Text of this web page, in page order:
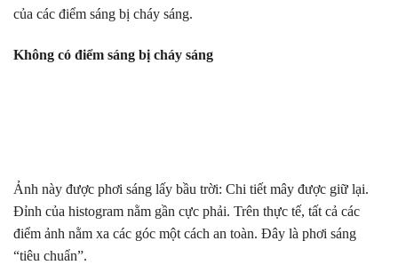
của các điểm sáng bị cháy sáng.
Không có điểm sáng bị cháy sáng
Ảnh này được phơi sáng lấy bầu trời: Chi tiết mây được giữ lại.
Đỉnh của histogram nằm gần cực phải. Trên thực tế, tất cả các
điểm ảnh nằm xa các góc một cách an toàn. Đây là phơi sáng
“tiêu chuẩn”.